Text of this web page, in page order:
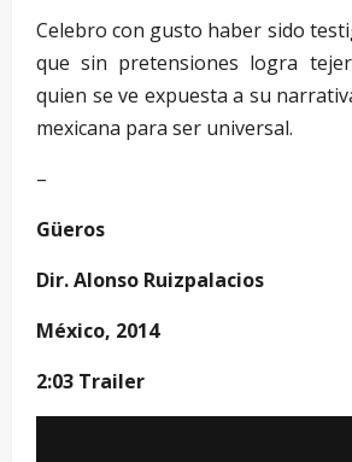
Celebro con gusto haber sido
que sin pretensiones logra
quien se ve expuesta a su
mexicana para ser universal.
–
Güeros
Dir. Alonso Ruizpalacios
México, 2014
2:03 Trailer